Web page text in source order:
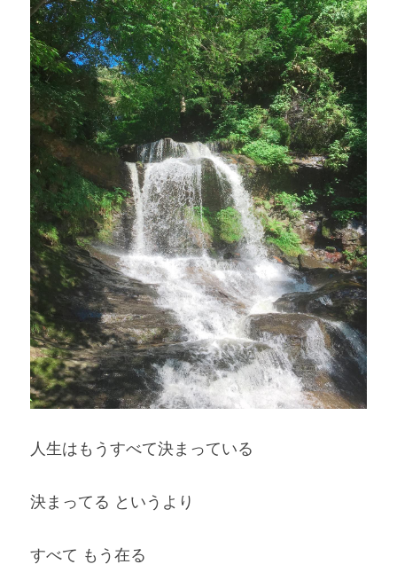
人生はもうすべて決まっている
決まってる というより
すべて もう在る